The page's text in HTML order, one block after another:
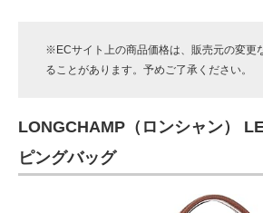
※ECサイト上の商品価格は、販売元の変更
ることがあります。予めご了承ください。
LONGCHAMP（ロンシャン）
ピングバッグ